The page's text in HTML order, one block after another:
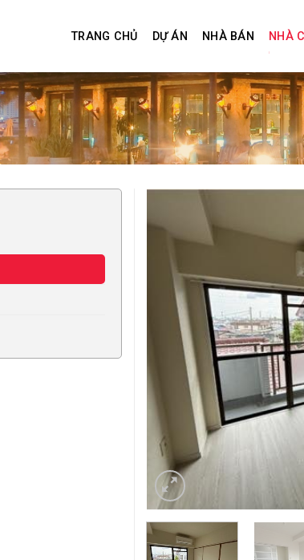
TRANG CHỦ DỰ ÁN NHÀ BÁN NHÀ